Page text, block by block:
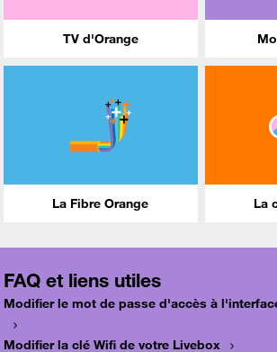
TV d'Orange
La Fibre Orange La
FAQ et liens utiles
Modifier le mot de passe d'accès à
Modifier la clé Wifi de votre Livebox